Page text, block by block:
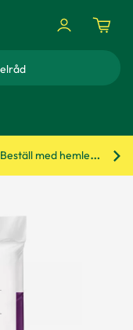
Beställ med hemleverans!